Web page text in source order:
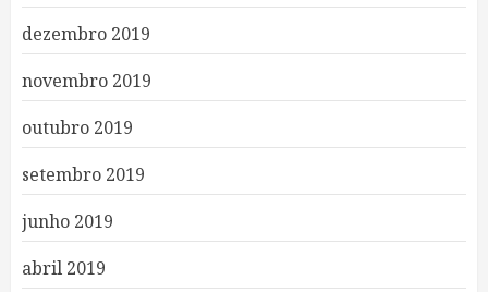
dezembro 2019
novembro 2019
outubro 2019
setembro 2019
junho 2019
abril 2019